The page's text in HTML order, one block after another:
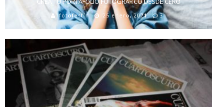
fotofestín 25 enero, 2021 3